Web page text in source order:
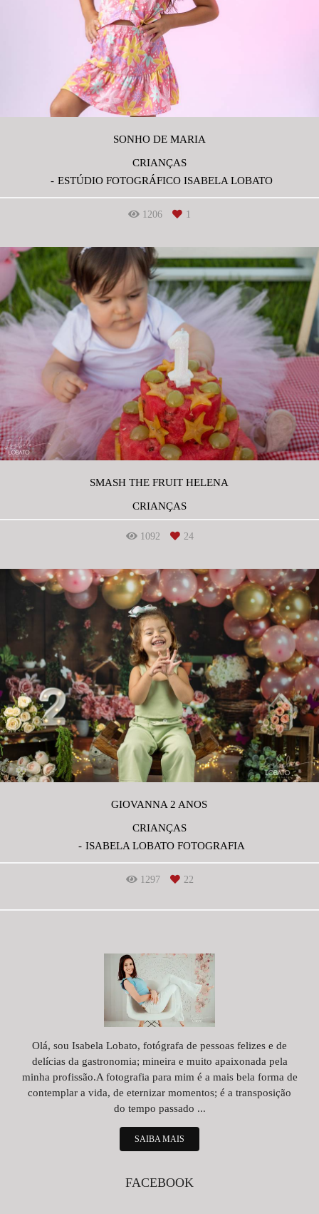
SONHO DE MARIA
CRIANÇAS
ESTÚDIO FOTOGRÁFICO ISABELA LOBATO
1206 1
SMASH THE FRUIT HELENA
CRIANÇAS
1092 24
GIOVANNA 2 ANOS
CRIANÇAS
ISABELA LOBATO FOTOGRAFIA
1297 22
Olá, sou Isabela Lobato, fotógrafa de pessoas felizes e de
delícias da gastronomia; mineira e muito apaixonada pela
minha profissão.A fotografia para mim é a mais bela forma de
contemplar a vida, de eternizar momentos; é a transposição
do tempo passado ...
SAIBA MAIS
FACEBOOK